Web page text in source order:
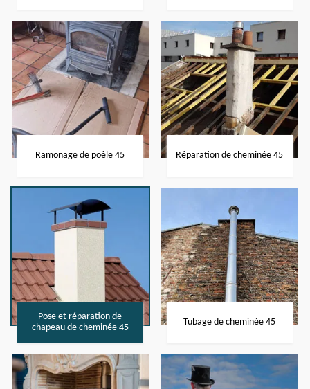
Ramonage de poêle 45 Réparation de cheminée 45
Pose et réparation de
chapeau de cheminée 45
Tubage de cheminée 45